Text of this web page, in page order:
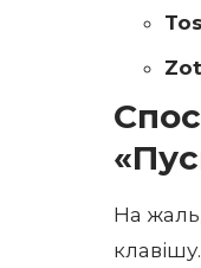
На